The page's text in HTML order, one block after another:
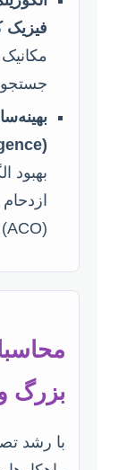
فیزیک
(Swarm Intelligence):
بهبود
(ACO) یا گرگ خاکستری (GWO).
بزرگ
با رشد